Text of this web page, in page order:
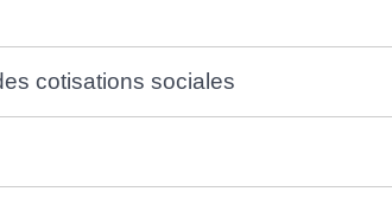
cotisations sociales